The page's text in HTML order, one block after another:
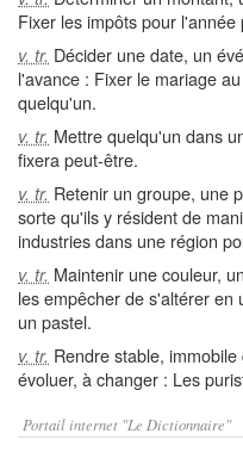
Fixer les impôts pour l'année
v. tr. Décider une date, un
l'avance : Fixer le mariage
quelqu'un.
v. tr. Mettre quelqu'un dans
fixera peut-être.
v. tr. Retenir un groupe, une
sorte qu'ils y résident de
industries dans une région
v. tr. Maintenir une couleur,
les empêcher de s'altérer en
un pastel.
v. tr. Rendre stable,
évoluer, à changer : Les
Portail internet "Le Dictionnaire"